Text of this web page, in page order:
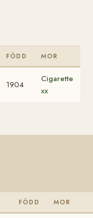
FÖDD MOR
1904
Cigarette
xx
FÖDD MOR